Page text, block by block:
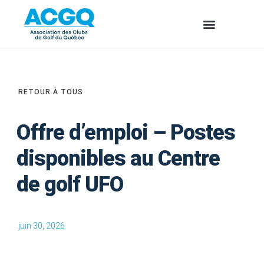
RETOUR À TOUS
Offre d’emploi – Postes
disponibles au Centre
de golf UFO
juin 30, 2026